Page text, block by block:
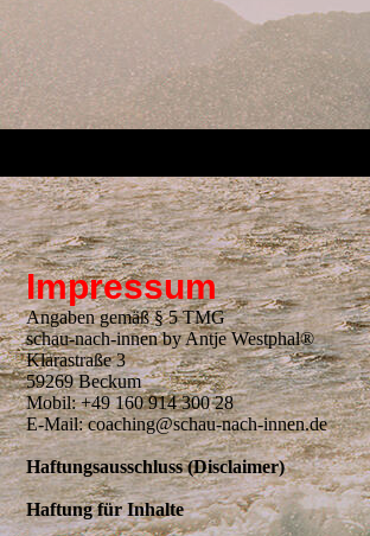
Impressum
Angaben gemäß § 5 TMG
schau-nach-innen by Antje Westphal®
Klarastraße 3
59269 Beckum
Mobil: +49 160 914 300 28
E-Mail: coaching@schau-nach-innen.de
Haftungsausschluss (Disclaimer)
Haftung für Inhalte